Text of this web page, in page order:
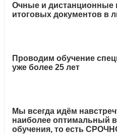
Очные и дистанционные
итоговых документов в
Проводим обучение
уже более 25 лет
Мы всегда идём
наиболее оптимальный
обучения, то есть